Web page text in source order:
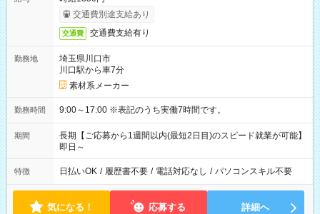
交通費別途支給あり
交通費 交通費支給有り
勤務地
埼玉県川口市
川口駅から車7分
素材系メーカー
勤務時間 9:00～17:00 ※表記のうち実働7時間です。
期間
長期【ご応募から1週間以内(最短2日目)のスピード就業が可能】
即日～
特徴 日払いOK / 履歴書不要 / 電話対応なし / パソコンスキル不要
気になる！ 応募する 詳細へ